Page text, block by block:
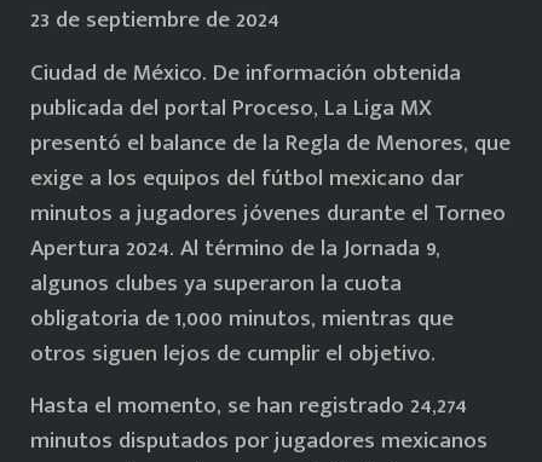
23 de septiembre de 2024
Ciudad de México. De información obtenida
publicada del portal Proceso, La Liga MX
presentó el balance de la Regla de Menores, que
exige a los equipos del fútbol mexicano dar
minutos a jugadores jóvenes durante el Torneo
Apertura 2024. Al término de la Jornada 9,
algunos clubes ya superaron la cuota
obligatoria de 1,000 minutos, mientras que
otros siguen lejos de cumplir el objetivo.
Hasta el momento, se han registrado 24,274
minutos disputados por jugadores mexicanos